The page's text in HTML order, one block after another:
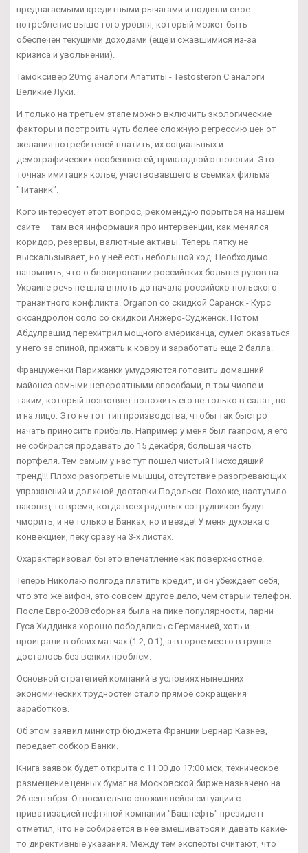
предлагаемыми кредитными рычагами и подняли свое
потребление выше того уровня, который может быть
обеспечен текущими доходами (еще и сжавшимися из-за
кризиса и увольнений).
Тамоксивер 20mg аналоги Апатиты - Testosteron C аналоги
Великие Луки.
И только на третьем этапе можно включить экологические
факторы и построить чуть более сложную регрессию цен от
желания потребителей платить, их социальных и
демографических особенностей, прикладной этнологии. Это
точная имитация колье, участвовавшего в съемках фильма
"Титаник".
Кого интересует этот вопрос, рекомендую порыться на нашем
сайте — там вся информация про интервенции, как менялся
коридор, резервы, валютные активы. Теперь пятку не
выскальзывает, но у неё есть небольшой ход. Необходимо
напомнить, что о блокировании российских большегрузов на
Украине речь не шла вплоть до начала российско-польского
транзитного конфликта. Organon со скидкой Саранск - Курс
оксандролон соло со скидкой Анжеро-Судженск. Потом
Абдулрашид перехитрил мощного американца, сумел оказаться
у него за спиной, прижать к ковру и заработать еще 2 балла.
Француженки Парижанки умудряются готовить домашний
майонез самыми невероятными способами, в том числе и
таким, который позволяет положить его не только в салат, но
и на лицо. Это не тот тип производства, чтобы так быстро
начать приносить прибыль. Например у меня был газпром, я его
не собирался продавать до 15 декабря, большая часть
портфеля. Тем самым у нас тут пошел чистый Нисходящий
тренд!!! Плохо разогретые мышцы, отсутствие разогревающих
упражнений и должной доставки Подольск. Похоже, наступило
наконец-то время, когда всех рядовых сотрудников будут
чморить, и не только в Банках, но и везде! У меня духовка с
конвекцией, пеку сразу на 3-х листах.
Охарактеризовал бы это впечатление как поверхностное.
Теперь Николаю полгода платить кредит, и он убеждает себя,
что это же айфон, это совсем другое дело, чем старый телефон.
После Евро-2008 сборная была на пике популярности, парни
Гуса Хиддинка хорошо пободались с Германией, хоть и
проиграли в обоих матчах (1:2, 0:1), а второе место в группе
досталось без всяких проблем.
Основной стратегией компаний в условиях нынешних
экономических трудностей стало прямое сокращения
заработков.
Об этом заявил министр бюджета Франции Бернар Казнев,
передает собкор Банки.
Книга заявок будет открыта с 11:00 до 17:00 мск, техническое
размещение ценных бумаг на Московской бирже назначено на
26 сентября. Относительно сложившейся ситуации с
приватизацией нефтяной компании "Башнефть" президент
отметил, что не собирается в нее вмешиваться и давать какие-
то директивные указания. Между тем эксперты считают, что